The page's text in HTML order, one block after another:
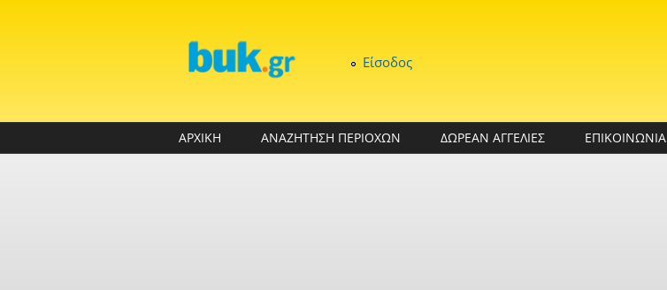
Είσοδος
ΑΡΧΙΚΗ ΑΝΑΖΗΤΗΣΗ ΠΕΡΙΟΧΩΝ ΔΩΡΕΑΝ ΑΓΓΕΛΙΕΣ ΕΠΙΚΟΙΝΩΝΙΑ